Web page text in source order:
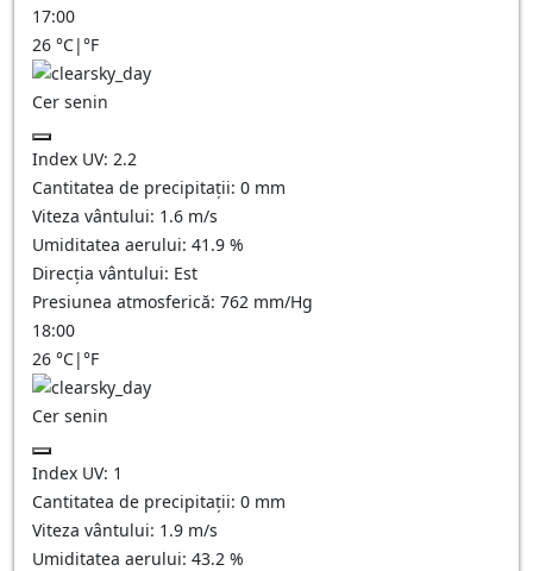
17:00
26 °C|°F
Cer senin
Index UV: 2.2
Cantitatea de precipitații: 0 mm
Viteza vântului: 1.6 m/s
Umiditatea aerului: 41.9 %
Direcția vântului: Est
Presiunea atmosferică: 762 mm/Hg
18:00
26 °C|°F
Cer senin
Index UV: 1
Cantitatea de precipitații: 0 mm
Viteza vântului: 1.9 m/s
Umiditatea aerului: 43.2 %